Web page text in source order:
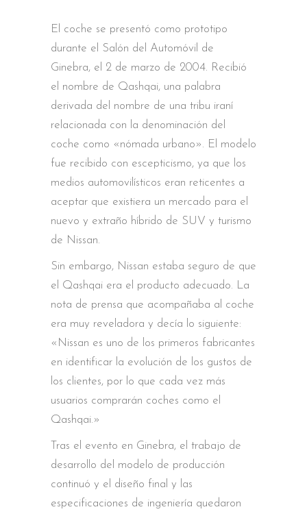
El coche se presentó como prototipo
durante el Salón del Automóvil de
Ginebra, el 2 de marzo de 2004. Recibió
el nombre de Qashqai, una palabra
derivada del nombre de una tribu iraní
relacionada con la denominación del
coche como «nómada urbano». El modelo
fue recibido con escepticismo, ya que los
medios automovilísticos eran reticentes a
aceptar que existiera un mercado para el
nuevo y extraño híbrido de SUV y turismo
de Nissan.
Sin embargo, Nissan estaba seguro de que
el Qashqai era el producto adecuado. La
nota de prensa que acompañaba al coche
era muy reveladora y decía lo siguiente:
«Nissan es uno de los primeros fabricantes
en identificar la evolución de los gustos de
los clientes, por lo que cada vez más
usuarios comprarán coches como el
Qashqai.»
Tras el evento en Ginebra, el trabajo de
desarrollo del modelo de producción
continuó y el diseño final y las
especificaciones de ingeniería quedaron